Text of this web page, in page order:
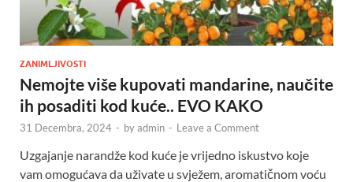
ZANIMLJIVOSTI
Nemojte više kupovati mandarine, naučite
ih posaditi kod kuće.. EVO KAKO
31 Decembra, 2024 - byadmin - Leave a Comment
Uzgajanje narandže kod kuće je vrijedno iskustvo koje
vam omogućava da uživate u svježem, aromatičnom voću